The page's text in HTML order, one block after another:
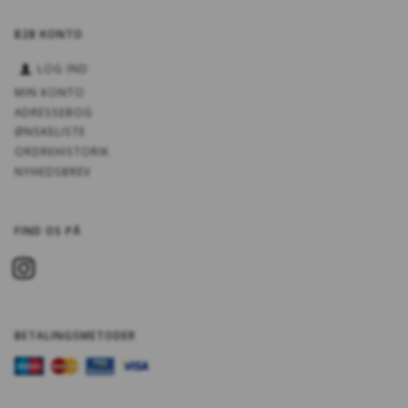
B2B KONTO
LOG IND
MIN KONTO
ADRESSEBOG
ØNSKELISTE
ORDREHISTORIK
NYHEDSBREV
FIND OS PÅ
BETALINGSMETODER